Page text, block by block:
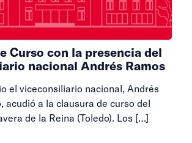
Curso con la presencia del
nacional Andrés Ramos
el viceconsiliario nacional, Andrés
acudió a la clausura de curso del
de la Reina (Toledo). Los […]